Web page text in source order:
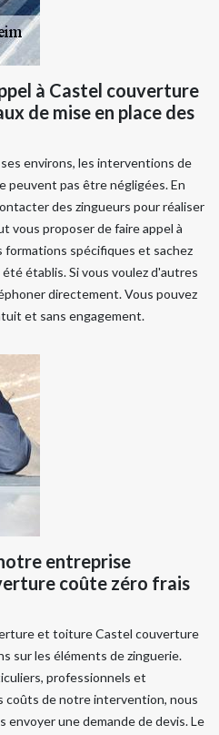
à Castel couverture
de mise en place des
environs, les interventions de
peuvent pas être négligées. En
des zingueurs pour réaliser
vous proposer de faire appel à
formations spécifiques et sachez
établis. Si vous voulez d'autres
directement. Vous pouvez
et sans engagement.
entreprise
coûte zéro frais
et toiture Castel couverture
sur les éléments de zinguerie.
professionnels et
coûts de notre intervention, nous
envoyer une demande de devis. Le